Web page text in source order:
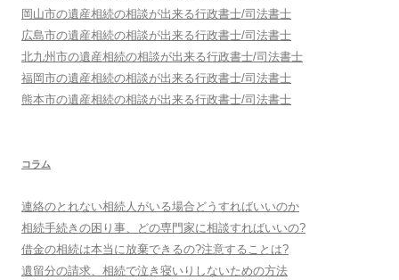
岡山市の遺産相続の相談が出来る行政書士/司法書士
広島市の遺産相続の相談が出来る行政書士/司法書士
北九州市の遺産相続の相談が出来る行政書士/司法書士
福岡市の遺産相続の相談が出来る行政書士/司法書士
熊本市の遺産相続の相談が出来る行政書士/司法書士
コラム
連絡のとれない相続人がいる場合どうすればいいのか
相続手続きの困り事、どの専門家に相談すればいいの?
借金の相続は本当に放棄できるの?注意することは?
遺留分の請求、相続で泣き寝いりしないための方法